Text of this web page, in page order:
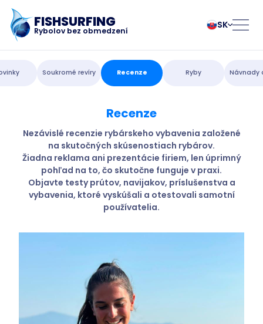
FISHSURFING
Rybolov bez obmedzení
SK
български
Čeština
Deutsch
English
Español
Français
Italiano
Magyar
Nederlands
Norsk
Pусский
Slovenčina
Suomalainen
Svenska
Türk
Domovská stránka
Blog
O aplikácii
Fishsurfing
Business
Soukromé revíry Recenze Ryby Návnady
Recenze
Nezávislé recenzie rybárskeho vybavenia založené
na skutočných skúsenostiach rybárov.
Žiadna reklama ani prezentácie firiem, len úprimný
pohľad na to, čo skutočne funguje v praxi.
Objavte testy prútov, navijakov, príslušenstva a
vybavenia, ktoré vyskúšali a otestovali samotní
používatelia.